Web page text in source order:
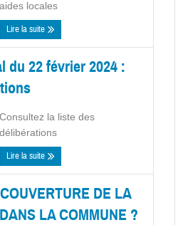
aides locales
Lire la suite
du 22 février 2024 :
Consultez la liste des
délibérations
Lire la suite
DE LA
LA COMMUNE ?